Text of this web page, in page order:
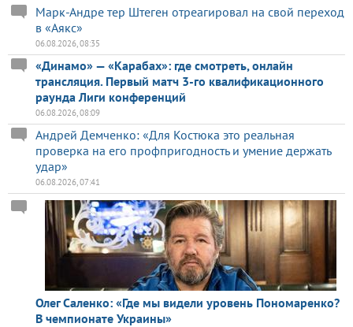
Марк-Андре тер Штеген отреагировал на свой переход
в «Аякс»
06.08.2026, 08:35
«Динамо» — «Карабах»: где смотреть, онлайн
трансляция. Первый матч 3-го квалификационного
раунда Лиги конференций
06.08.2026, 08:09
Андрей Демченко: «Для Костюка это реальная
проверка на его профпригодность и умение держать
удар»
06.08.2026, 07:41
Олег Саленко: «Где мы видели уровень Пономаренко?
В чемпионате Украины»